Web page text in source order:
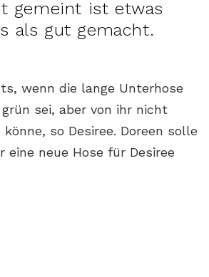
gemeint ist etwas
als gut gemacht.
wenn die lange Unterhose
sei, aber von ihr nicht
so Desiree. Doreen solle
eine neue Hose für Desiree